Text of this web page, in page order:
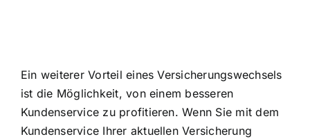
Ein weiterer Vorteil eines Versicherungswechsels
ist die Möglichkeit, von einem besseren
Kundenservice zu profitieren. Wenn Sie mit dem
Kundenservice Ihrer aktuellen Versicherung